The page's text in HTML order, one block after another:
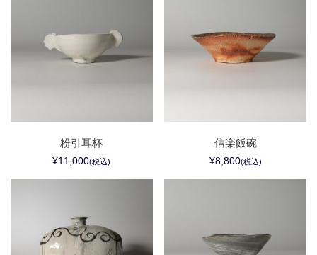
粉引耳杯
¥11,000(税込)
信楽飯碗
¥8,800(税込)